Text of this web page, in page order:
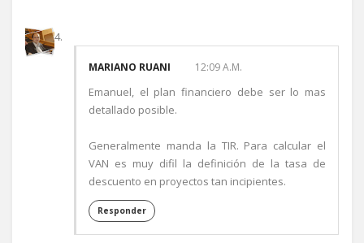
MARIANO RUANI 12:09 A.M.
Emanuel, el plan financiero debe ser lo mas
detallado posible.
Generalmente manda la TIR. Para calcular el
VAN es muy difil la definición de la tasa de
descuento en proyectos tan incipientes.
Responder